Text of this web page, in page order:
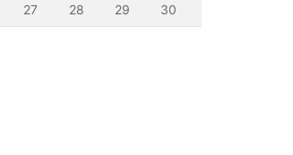
27 28 29 30